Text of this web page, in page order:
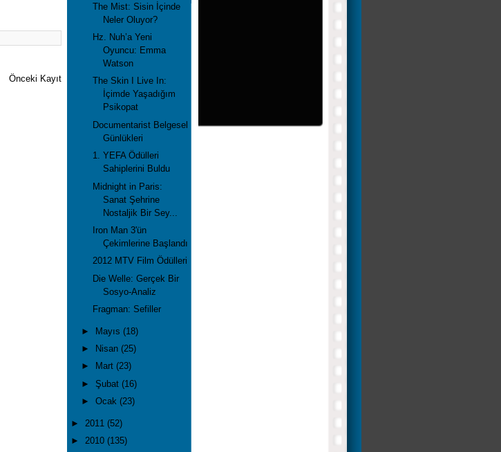
Önceki Kayıt
The Mist: Sisin İçinde
Neler Oluyor?
Hz. Nuh’a Yeni
Oyuncu: Emma
Watson
The Skin I Live In:
İçimde Yaşadığım
Psikopat
Documentarist Belgesel
Günlükleri
1. YEFA Ödülleri
Sahiplerini Buldu
Midnight in Paris:
Sanat Şehrine
Nostaljik Bir Sey...
Iron Man 3'ün
Çekimlerine Başlandı
2012 MTV Film Ödülleri
Die Welle: Gerçek Bir
Sosyo-Analiz
Fragman: Sefiller
► Mayıs(18)
►
Nisan(25)
►
Mart(23)
►Şubat(16)
►Ocak(23)
► 2011 (52)
► 2010 (135)